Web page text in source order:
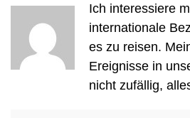
Ich interessiere
internationale
es zu reisen.
Ereignisse in
nicht zufällig,